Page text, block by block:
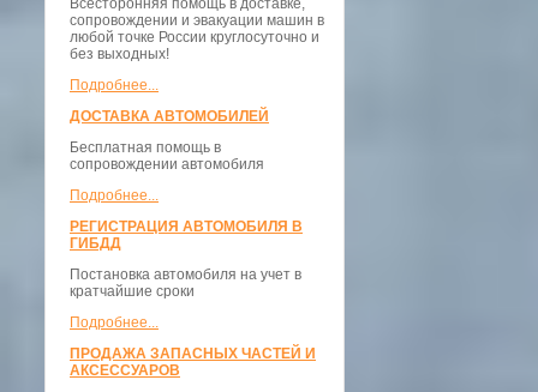
Всесторонняя помощь в доставке,
сопровождении и эвакуации машин в
любой точке России круглосуточно и
без выходных!
Подробнее...
ДОСТАВКА АВТОМОБИЛЕЙ
Бесплатная помощь в
сопровождении автомобиля
Подробнее...
РЕГИСТРАЦИЯ АВТОМОБИЛЯ В
ГИБДД
Постановка автомобиля на учет в
кратчайшие сроки
Подробнее...
ПРОДАЖА ЗАПАСНЫХ ЧАСТЕЙ И
АКСЕССУАРОВ